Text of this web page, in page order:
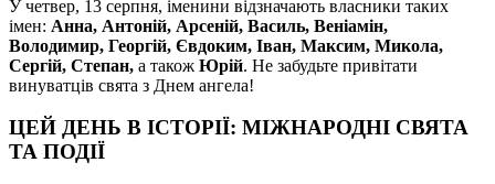
У четвер, 13 серпня, іменини відзначають власники таких
імен: Анна, Антоній, Арсеній, Василь, Веніамін,
Володимир, Георгій, Євдоким, Іван, Максим, Микола,
Сергій, Степан, а також Юрій. Не забудьте привітати
винуватців свята з Днем ангела!
ЦЕЙ ДЕНЬ В ІСТОРІЇ: МІЖНАРОДНІ СВЯТА
ТА ПОДІЇ